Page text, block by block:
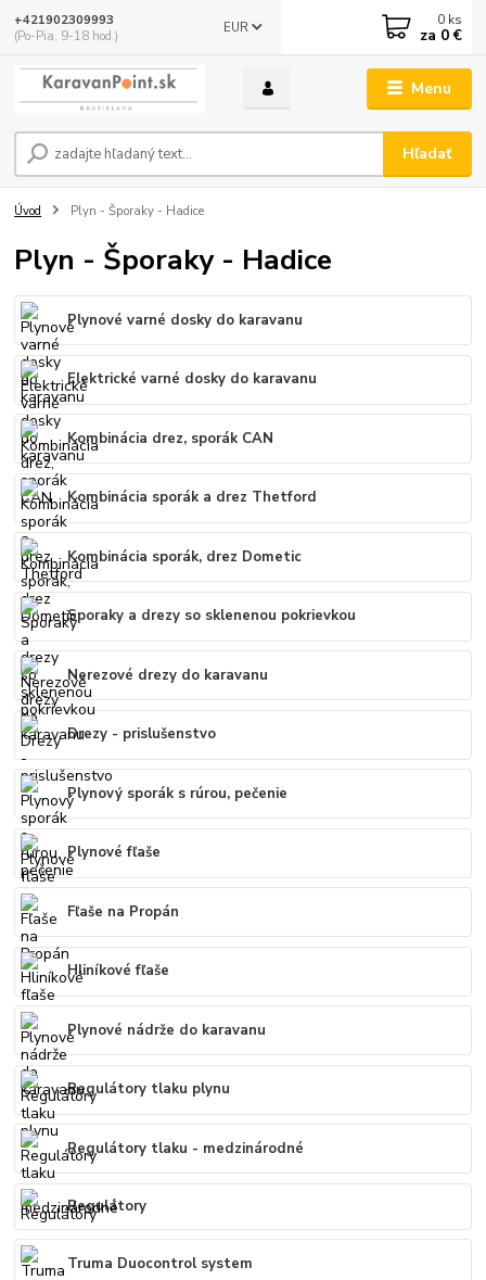
Menu
EUR
Hľadať
+421902309993
(Po-Pia, 9-18 hod.)
0 ks
za 0 €
Úvod Plyn - Šporaky - Hadice
Plyn - Šporaky - Hadice
Plynové varné dosky do karavanu
Elektrické varné dosky do karavanu
Kombinácia drez, sporák CAN
Kombinácia sporák a drez Thetford
Kombinácia sporák, drez Dometic
Sporaky a drezy so sklenenou pokrievkou
Nerezové drezy do karavanu
Drezy - prislušenstvo
Plynový sporák s rúrou, pečenie
Plynové fľaše
Fľaše na Propán
Hliníkové fľaše
Plynové nádrže do karavanu
Regulátory tlaku plynu
Regulátory tlaku - medzinárodné
Regulátory
Truma Duocontrol system